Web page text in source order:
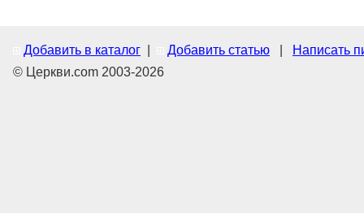
Добавить в каталог Добавить статью
Написать
© Церкви.com 2003-2026